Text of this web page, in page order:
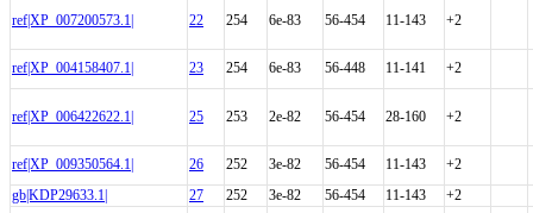
ref|XP_007200573.1| 22 254 6e-83 56-454 11-143 +2
ref|XP_004158407.1| 23 254 6e-83 56-448 11-141 +2
ref|XP_006422622.1| 25 253 2e-82 56-454 28-160 +2
ref|XP_009350564.1| 26 252 3e-82 56-454 11-143
+2
gb|KDP29633.1|
27 252 3e-82 56-454 11-143
+2